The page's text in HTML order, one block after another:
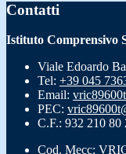
Contatti
Istituto Comprensivo
Viale Edoardo
Tel: +39 045
Email:
PEC:
C.F.: 932 210 80
Cod. Mecc: